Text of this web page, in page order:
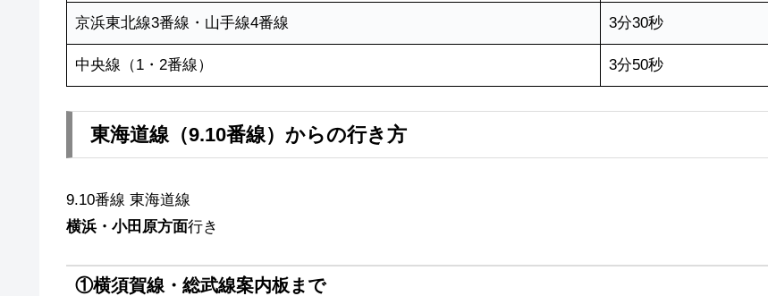
京浜東北線3番線・山手線4番線 3分30秒
中央線（1・2番線） 3分50秒
東海道線（9.10番線）からの行き方
9.10番線 東海道線
横浜・小田原方面行き
①横須賀線・総武線案内板まで